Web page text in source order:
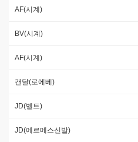
AF(시계)
BV(시계)
AF(시계)
캔달(로에베)
JD(벨트)
JD(에르메스신발)